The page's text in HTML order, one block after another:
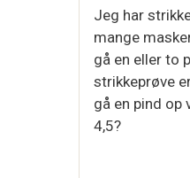
Jeg har
mange
gå en eller to
strikkeprøve
gå en pind op
4,5?